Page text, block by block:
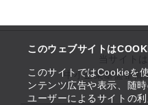
このウェブサイトは
このサイトではCookieを
ンテンツ広告や表示、随
ユーザーによるサイトの
中小企業基盤整備